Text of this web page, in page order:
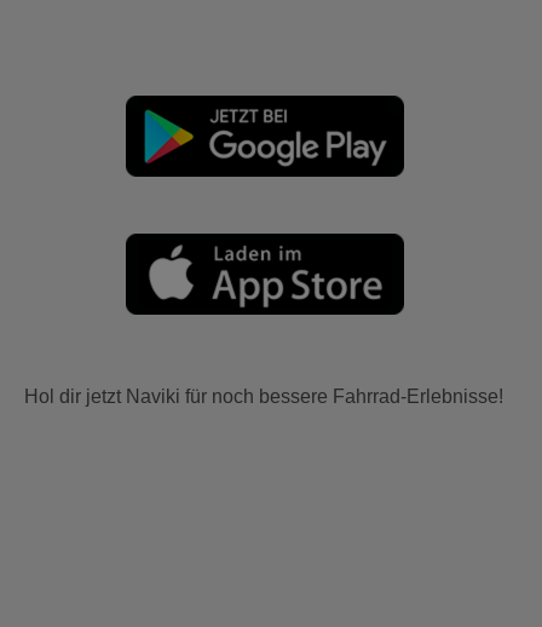
Hol dir jetzt Naviki für noch bessere Fahrrad-Erlebnisse!